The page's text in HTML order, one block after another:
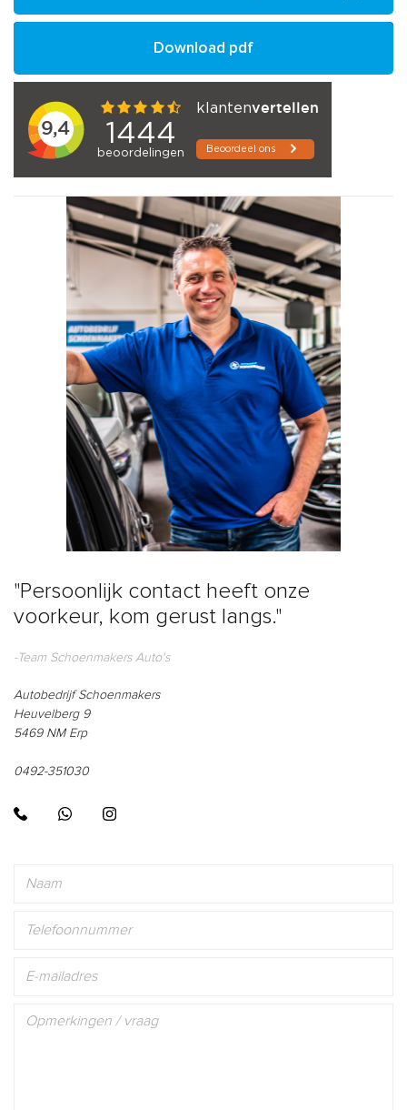
Download pdf
"Persoonlijk contact heeft onze
voorkeur, kom gerust langs."
-Team Schoenmakers Auto's
Autobedrijf Schoenmakers
Heuvelberg 9
5469 NM Erp
0492-351030